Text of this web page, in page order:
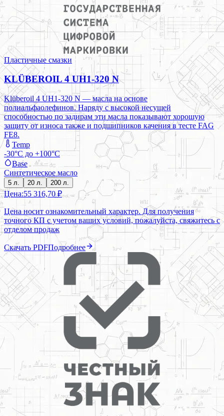
Пластичные смазки
KLÜBEROIL 4 UH1-320 N
Klüberoil 4 UH1-320 N — масла на основе
полиальфаолефинов. Наряду с высокой несущей
способностью по задирам эти масла показывают хорошую
защиту от износа также и подшипников качения в тесте FAG
FE8.
Temp
-30°C до +100°C
Base
Синтетическое масло
5 л. 20 л. 200 л.
Цена:55 316,70 ₽
Цена носит ознакомительный характер. Для получения
точного КП с учетом ваших условий, пожалуйста, свяжитесь с
отделом продаж
Скачать PDFПодробнее